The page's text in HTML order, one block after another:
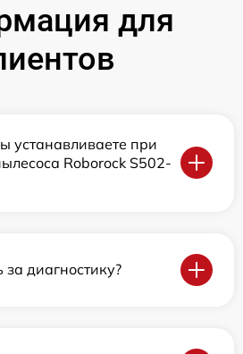
для
устанавливаете при
Roborock S502-
диагностику?